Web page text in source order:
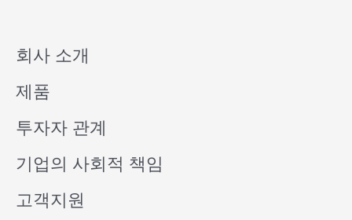
회사 소개
제품
투자자 관계
기업의 사회적 책임
고객지원